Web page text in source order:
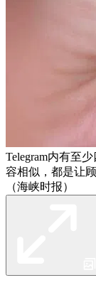
Telegram内有至
容相似，都是让
（海峡时报）